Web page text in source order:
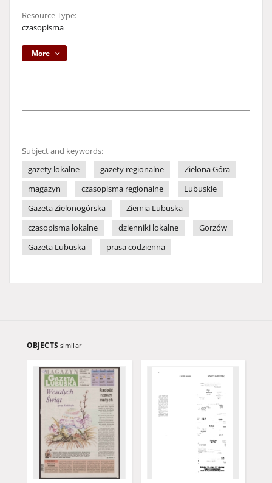
Resource Type:
czasopisma
More
Subject and keywords:
gazety lokalne
gazety regionalne
Zielona Góra
magazyn
czasopisma regionalne
Lubuskie
Gazeta Zielonogórska
Ziemia Lubuska
czasopisma lokalne
dzienniki lokalne
Gorzów
Gazeta Lubuska
prasa codzienna
OBJECTS similar